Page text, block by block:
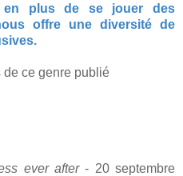
en plus de se jouer des
offre une diversité de
ce genre publié
ever after- 20 septembre